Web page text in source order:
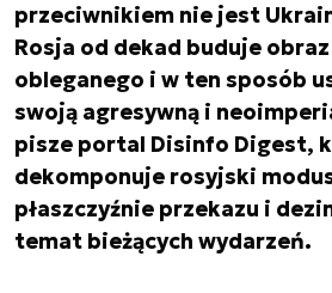
przeciwnikiem nie jest
Rosja od dekad buduje
obleganego i w ten sposób
swoją agresywną i
pisze portal Disinfo Digest,
dekomponuje rosyjski
płaszczyźnie przekazu i
temat bieżących wydarzeń.